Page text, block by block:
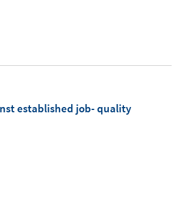
established job- quality